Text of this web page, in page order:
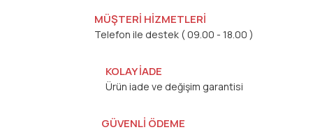
MÜŞTERİ HİZMETLERİ
Telefon ile destek ( 09.00 - 18.00 )
KOLAY İADE
Ürün iade ve değişim garantisi
GÜVENLİ ÖDEME